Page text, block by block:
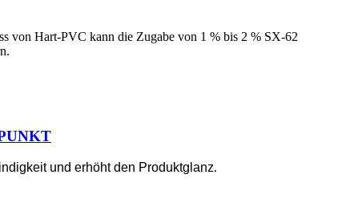
von Hart-PVC kann die Zugabe von 1 % bis 2 % SX-62
und erhöht den Produktglanz.